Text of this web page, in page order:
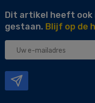
Dit artikel heeft ook
gestaan. Blijf op de
Uw